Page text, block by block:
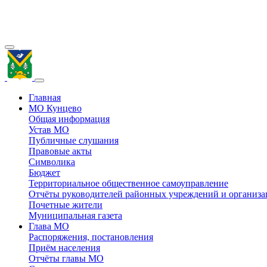
Главная
МО Кунцево
Общая информация
Устав МО
Публичные слушания
Правовые акты
Символика
Бюджет
Территориальное общественное самоуправление
Отчёты руководителей районных учреждений и
Почетные жители
Муниципальная газета
Глава МО
Распоряжения, постановления
Приём населения
Отчёты главы МО